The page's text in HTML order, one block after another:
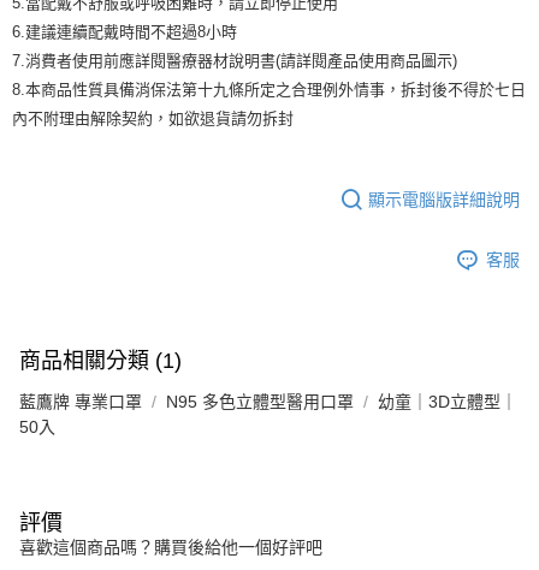
6.建議連續配戴時間不超過8小時
7.消費者使用前應詳閱醫療器材說明書(請詳閱產品使用商品圖示)
8.本商品性質具備消保法第十九條所定之合理例外情事，拆封後不得於七日
內不附理由解除契約，如欲退貨請勿拆封
顯示電腦版詳細說明
客服
商品相關分類 (1)
藍鷹牌 專業口罩 N95 多色立體型醫用口罩
幼童｜3D立體型｜
50入
評價
喜歡這個商品嗎？購買後給他一個好評吧